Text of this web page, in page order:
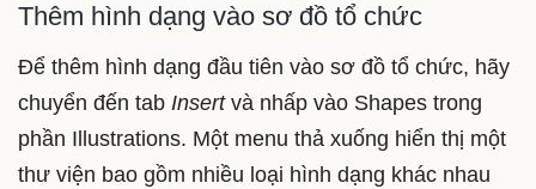
Thêm hình dạng vào sơ đồ tổ chức
Để thêm hình dạng đầu tiên vào sơ đồ tổ chức, hãy
chuyển đến tab Insertvà nhấp vào Shapes trong
phần Illustrations. Một menu thả xuống hiển thị một
thư viện bao gồm nhiều loại hình dạng khác nhau